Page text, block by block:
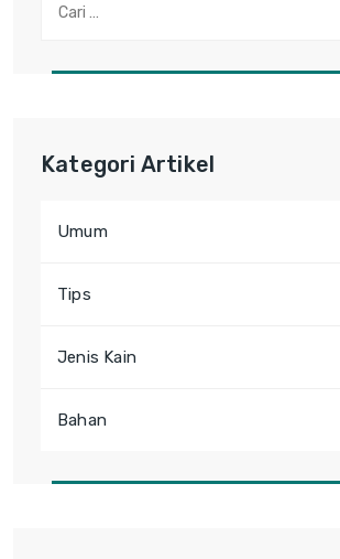
Kategori Artikel
Umum
Tips
Jenis Kain
Bahan